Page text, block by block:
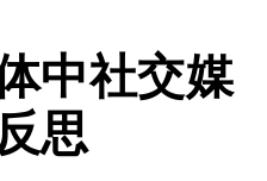
中社交媒
思